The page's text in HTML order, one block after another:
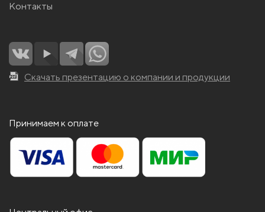
Контакты
Скачать презентацию о компании и продукции
Принимаем к оплате